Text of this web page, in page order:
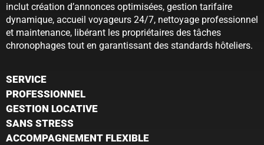
inclut création d’annonces optimisées, gestion tarifaire
dynamique, accueil voyageurs 24/7, nettoyage professionnel
et maintenance, libérant les propriétaires des tâches
chronophages tout en garantissant des standards hôteliers.
SERVICE
PROFESSIONNEL
GESTION LOCATIVE
SANS STRESS
ACCOMPAGNEMENT FLEXIBLE